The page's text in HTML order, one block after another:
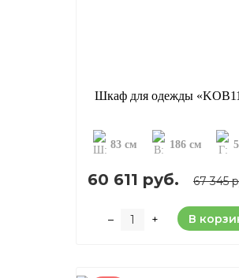
83 см 186 см
60 611 руб. 67 345
– + В